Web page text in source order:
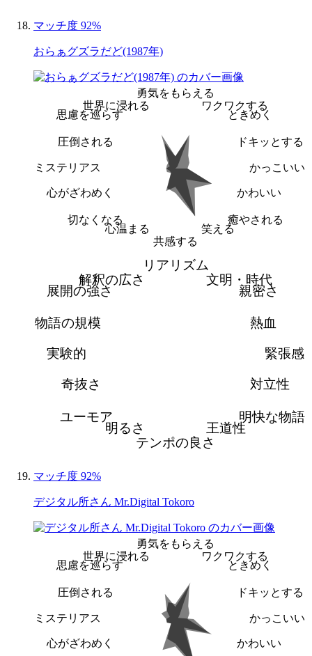
マッチ度 92%
おらぁグズラだど(1987年)
勇気をもらえる
ワクワクする
ときめく
ドキッとする
かっこいい
かわいい
癒やされる
笑える
共感する
心温まる
切なくなる
心がざわめく
ミステリアス
圧倒される
思慮を巡らす
世界に浸れる
リアリズム
文明・時代
親密さ
熱血
緊張感
対立性
明快な物語
王道性
テンポの良さ
明るさ
ユーモア
奇抜さ
実験的
物語の規模
展開の強さ
解釈の広さ
マッチ度 92%
デジタル所さん Mr.Digital Tokoro
勇気をもらえる
ワクワクする
ときめく
ドキッとする
かっこいい
かわいい
心がざわめく
ミステリアス
圧倒される
思慮を巡らす
世界に浸れる